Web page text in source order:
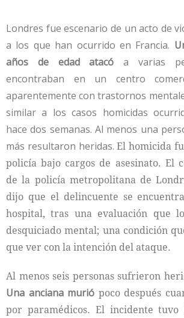
Londres fue escenario de un acto de
a los que han ocurrido en Francia.
años de edad atacó a varias
encontraban en un centro
aparentemente con trastornos
similar a los casos homicidas
hace dos semanas. Al menos una
más resultaron heridas.El homicida
policía bajo cargos de asesinato. El
de la policía metropolitana de
dijo que el delincuente se
hospital, tras una evaluación que
desquiciado mental; una condición
que ver con la intención del ataque.
Al menos seis personas sufrieron
Una anciana murió poco después
por paramédicos. El incidente tuvo